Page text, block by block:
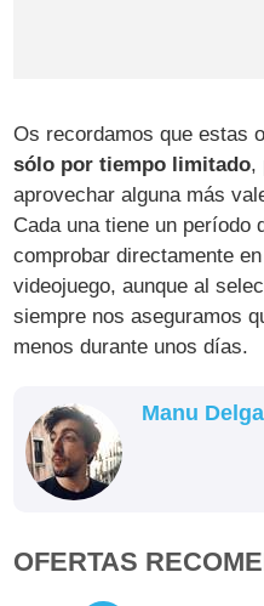
Os recordamos que estas
sólo por tiempo limitado,
aprovechar alguna más
Cada una tiene un período
comprobar directamente
videojuego, aunque al
siempre nos aseguramos
menos durante unos días.
Manu
OFERTAS